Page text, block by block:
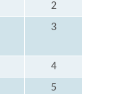
2
3
4
5